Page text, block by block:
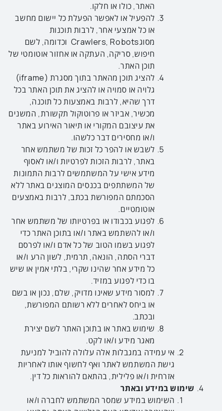
האתר, כולו או חלקו.
להפעיל או לאפשר הפעלת כל יישום מחשב
או כל אמצעי אחר, לרבות תוכנות
מסוגCrawlers, Robots וכדומה, לשם
חיפוש, סריקה, העתקה או אחזור אוטומטי של
תוכן האתר.
להציג תוכן מהאתר בתוך מסגרת (iframe)
גלויה או סמויה או להציג את תוכן האתר בכל
דרך שהיא, לרבות באמצעות כל תוכנה,
מכשיר, אביזר או פרוטוקול תקשורת, המשנים
את עיצובם המקורי או תיאור האירוע באתר
ו/או מחסירים דבר כלשהו.
לשבש או להפר כל זכות של משתמש אחר
באתר, לרבות הזכות לפרטיות ו/או לאסוף
מידע אישי על המשתמשים לרבות התמונות
של המשתתפים בכנסים המוצגים באתר ללא
הסכמתם המפורשת בכתב, לרבות באמצעים
אוטומטיים.
לפגוע בכבודו או בפרטיותו של משתמש אחר
ו/או להשתמש באתר ו/או בתוכן האתר כדי
לפגוע בשמו הטוב של כל אדם ו/או לפרסם
דברי הסתה, הונאה, תרמית, לשון הרע ו/או
כל מידע אחר שהינו שקרי, בלתי אמין או שיש
בו כדי לפגוע במזיד.
למסור מידע שאינו מדויק, שלם, נכון או בשם
או ביחס לאחרים ללא רשותם המפורשת,
ובכתב.
שימוש באתר או בתוכן האתר לשם יצירת
מאגר מידע ו/או לקט.
אי עמידה במגבלות אלה עלולה להוביל למניעת
גישת המשתמש לאתר ואף לחשוף אותו לאחריות
אזרחית ו/או פלילית, בהתאם להוראות כל דין.
שימוש במידע ובאתר
השימוש במידע שמסר המשתמש לחברה ו/או